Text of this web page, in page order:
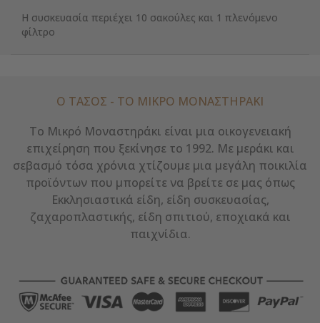
Η συσκευασία περιέχει 10 σακούλες και 1 πλενόμενο
φίλτρο
Ο ΤΑΣΟΣ - ΤΟ ΜΙΚΡΌ ΜΟΝΑΣΤΗΡΆΚΙ
Το Μικρό Μοναστηράκι είναι μια οικογενειακή
επιχείρηση που ξεκίνησε το 1992. Με μεράκι και
σεβασμό τόσα χρόνια χτίζουμε μια μεγάλη ποικιλία
προϊόντων που μπορείτε να βρείτε σε μας όπως
Εκκλησιαστικά είδη, είδη συσκευασίας,
ζαχαροπλαστικής, είδη σπιτιού, εποχιακά και
παιχνίδια.